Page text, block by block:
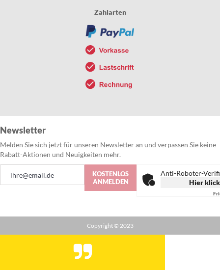
Zahlarten
Newsletter
Melden Sie sich jetzt für unseren Newsletter an und verpassen Sie keine
Rabatt-Aktionen und Neuigkeiten mehr.
zum
KOSTENLOS
ANMELDEN
Anti-Roboter-
Hier
Copyright © 2023